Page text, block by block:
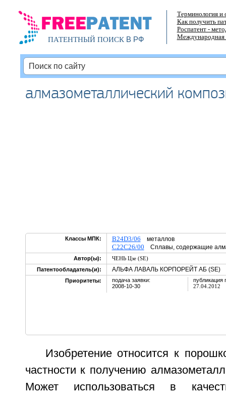
ПАТЕНТНЫЙ ПОИСКВ РФ
Терминология и
Как получить
Роспатент -
Международная
алмазометаллический
Классы МПК: B24D3/06 металлов
C22C26/00 Сплавы, содержащие
Автор(ы):
ЧЕНЬ Цзе (SE)
Патентообладатель(и):
АЛЬФА ЛАВАЛЬ КОРПОРЕЙТ АБ (SE)
Приоритеты:
подача заявки:
2008-10-30
публикация
27.04.2012
Изобретение относится к
частности к получению
Может использоваться в